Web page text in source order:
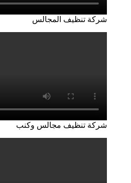
شركة تنظيف المجالس
شركة تنظيف مجالس وكنب